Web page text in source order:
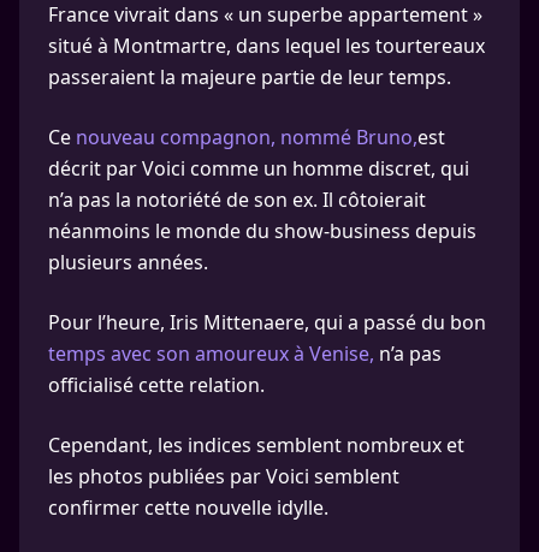
France vivrait dans « un superbe appartement »
situé à Montmartre, dans lequel les tourtereaux
passeraient la majeure partie de leur temps.
Ce nouveau compagnon, nommé Bruno,est
décrit par Voici comme un homme discret, qui
n’a pas la notoriété de son ex. Il côtoierait
néanmoins le monde du show-business depuis
plusieurs années.
Pour l’heure, Iris Mittenaere, qui a passé du bon
temps avec son amoureux à Venise, n’a pas
officialisé cette relation.
Cependant, les indices semblent nombreux et
les photos publiées par Voici semblent
confirmer cette nouvelle idylle.